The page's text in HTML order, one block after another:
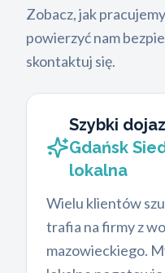
Zobacz, jak
powierzyć nam
skontaktuj się.
Szybki
Gdańsk
lokalna
Wielu klientów
trafia na firmy z
mazowieckiego.